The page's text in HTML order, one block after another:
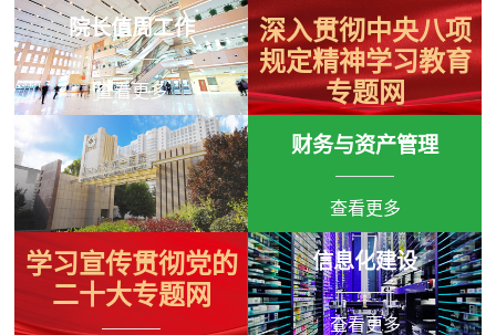
院长值周工作
查看更多
深入贯彻中央八项
规定精神学习教育
专题网
查看更多
财务与资产管理
查看更多
学习宣传贯彻党的
二十大专题网
信息化建设
查看更多